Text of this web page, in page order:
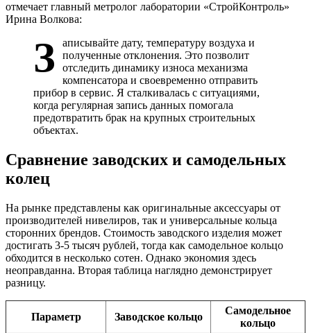
отмечает главный метролог лаборатории «СтройКонтроль»
Ирина Волкова:
З
аписывайте дату, температуру воздуха и
полученные отклонения. Это позволит
отследить динамику износа механизма
компенсатора и своевременно отправить
прибор в сервис. Я сталкивалась с ситуациями,
когда регулярная запись данных помогала
предотвратить брак на крупных строительных
объектах.
Сравнение заводских и самодельных
колец
На рынке представлены как оригинальные аксессуары от
производителей нивелиров, так и универсальные кольца
сторонних брендов. Стоимость заводского изделия может
достигать 3-5 тысяч рублей, тогда как самодельное кольцо
обходится в несколько сотен. Однако экономия здесь
неоправданна. Вторая таблица наглядно демонстрирует
разницу.
Параметр Заводское кольцо
Самодельное
кольцо